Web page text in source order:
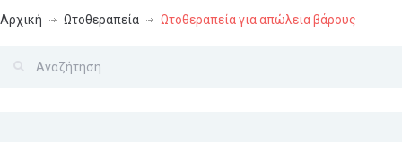
Αρχική Ωτοθεραπεία Ωτοθεραπεία για απώλεια βάρους